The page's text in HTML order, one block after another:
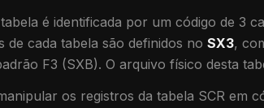
é identificada por um código de 3
de cada tabela são definidos no SX3,
F3 (SXB). O arquivo físico desta
os registros da tabela SCR em